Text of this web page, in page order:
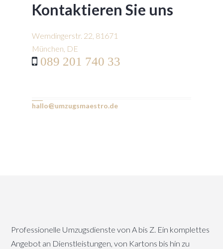
FIELD
SHOULD
LEFT
BLANK
Kontaktieren Sie uns
Wemdingerstr. 22, 81671
München, DE
089 201 740 33
hallo@umzugsmaestro.de
Professionelle Umzugsdienste von A bis Z. Ein komplettes
Angebot an Dienstleistungen, von Kartons bis hin zu